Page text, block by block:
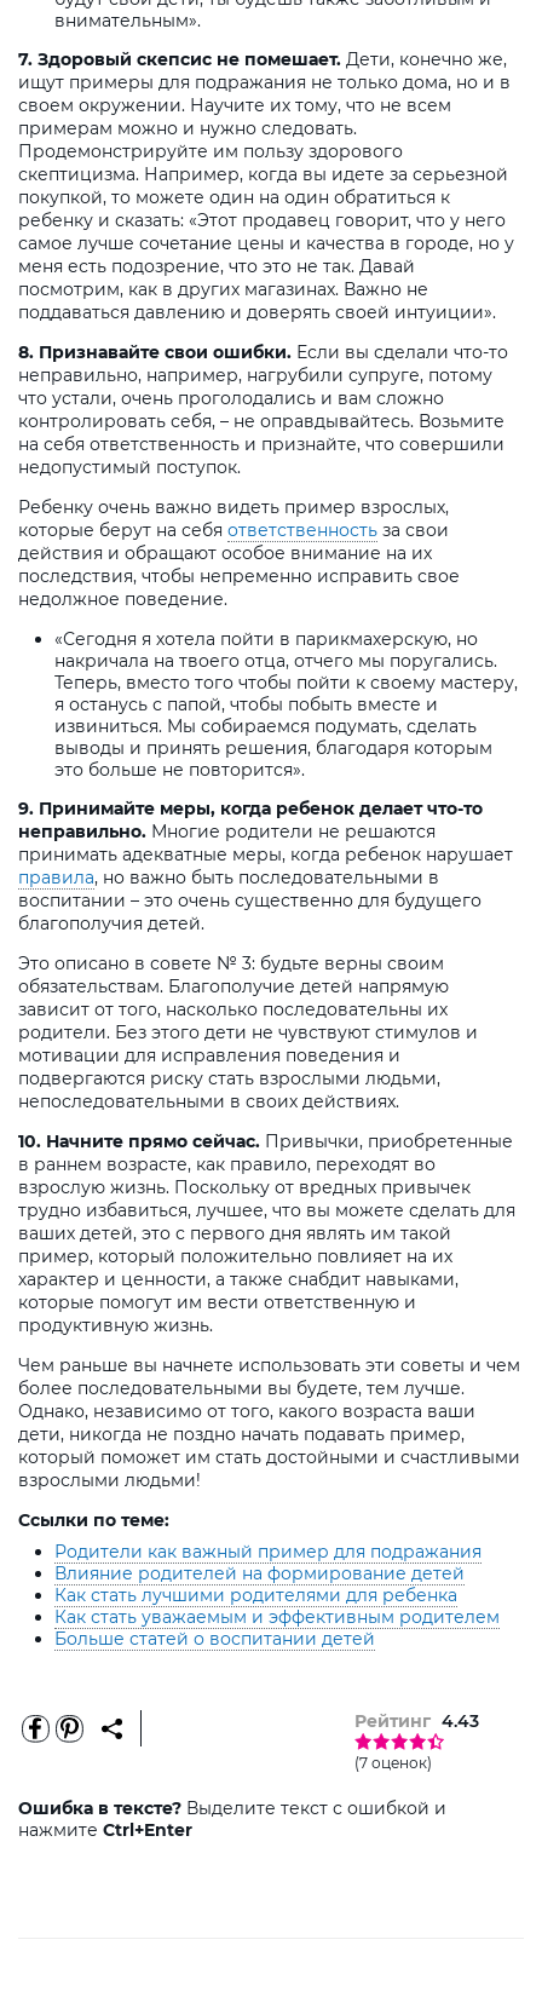
внимательным».
7. Здоровый скепсис не помешает. Дети, конечно же,
ищут примеры для подражания не только дома, но и в
своем окружении. Научите их тому, что не всем
примерам можно и нужно следовать.
Продемонстрируйте им пользу здорового
скептицизма. Например, когда вы идете за серьезной
покупкой, то можете один на один обратиться к
ребенку и сказать: «Этот продавец говорит, что у него
самое лучше сочетание цены и качества в городе, но у
меня есть подозрение, что это не так. Давай
посмотрим, как в других магазинах. Важно не
поддаваться давлению и доверять своей интуиции».
8. Признавайте свои ошибки. Если вы сделали что-то
неправильно, например, нагрубили супруге, потому
что устали, очень проголодались и вам сложно
контролировать себя, – не оправдывайтесь. Возьмите
на себя ответственность и признайте, что совершили
недопустимый поступок.
Ребенку очень важно видеть пример взрослых,
которые берут на себя ответственность за свои
действия и обращают особое внимание на их
последствия, чтобы непременно исправить свое
недолжное поведение.
«Сегодня я хотела пойти в парикмахерскую, но
накричала на твоего отца, отчего мы поругались.
Теперь, вместо того чтобы пойти к своему мастеру,
я останусь с папой, чтобы побыть вместе и
извиниться. Мы собираемся подумать, сделать
выводы и принять решения, благодаря которым
это больше не повторится».
9. Принимайте меры, когда ребенок делает что-то
неправильно. Многие родители не решаются
принимать адекватные меры, когда ребенок нарушает
правила, но важно быть последовательными в
воспитании – это очень существенно для будущего
благополучия детей.
Это описано в совете № 3: будьте верны своим
обязательствам. Благополучие детей напрямую
зависит от того, насколько последовательны их
родители. Без этого дети не чувствуют стимулов и
мотивации для исправления поведения и
подвергаются риску стать взрослыми людьми,
непоследовательными в своих действиях.
10. Начните прямо сейчас. Привычки, приобретенные
в раннем возрасте, как правило, переходят во
взрослую жизнь. Поскольку от вредных привычек
трудно избавиться, лучшее, что вы можете сделать для
ваших детей, это с первого дня являть им такой
пример, который положительно повлияет на их
характер и ценности, а также снабдит навыками,
которые помогут им вести ответственную и
продуктивную жизнь.
Чем раньше вы начнете использовать эти советы и чем
более последовательными вы будете, тем лучше.
Однако, независимо от того, какого возраста ваши
дети, никогда не поздно начать подавать пример,
который поможет им стать достойными и счастливыми
взрослыми людьми!
Ссылки по теме:
Родители как важный пример для подражания
Влияние родителей на формирование детей
Как стать лучшими родителями для ребенка
Как стать уважаемым и эффективным родителем
Больше статей о воспитании детей
Рейтинг 4.43
(7 оценок)
Ошибка в тексте? Выделите текст с ошибкой и
нажмите Ctrl+Enter